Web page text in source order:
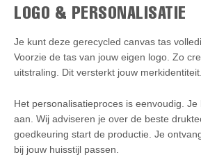
LOGO & PERSONALISATIE
Je kunt deze gerecycled canvas tas
Voorzie de tas van jouw eigen logo. Zo
uitstraling. Dit versterkt jouw merkidentiteit.
Het personalisatieproces is eenvoudig.
aan. Wij adviseren je over de beste
goedkeuring start de productie. Je
bij jouw huisstijl passen.